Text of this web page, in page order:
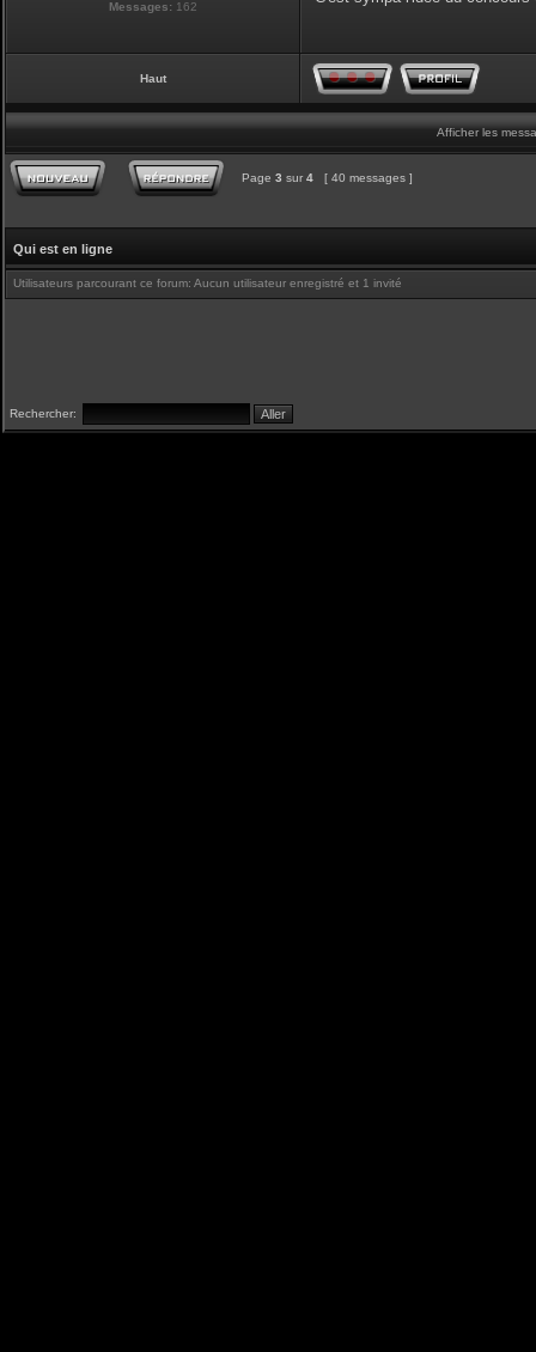
Messages: 162
Haut
Afficher les
Page 3 sur 4 [ 40 messages ]
Qui est en ligne
Utilisateurs parcourant ce forum: Aucun utilisateur enregistré et 1 invité
Rechercher: